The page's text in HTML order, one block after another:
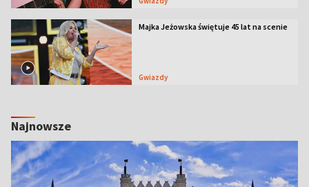
Majka Jeżowska świętuje 45 lat na scenie
Gwiazdy
Najnowsze